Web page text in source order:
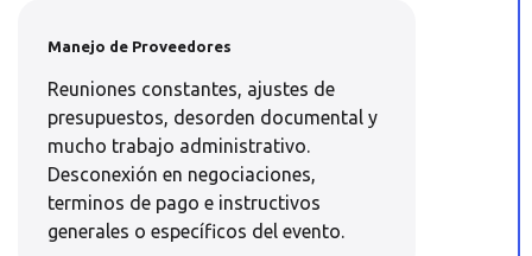
Manejo de Proveedores
Reuniones constantes, ajustes de
presupuestos, desorden documental y
mucho trabajo administrativo.
Desconexión en negociaciones,
terminos de pago e instructivos
generales o específicos del evento.